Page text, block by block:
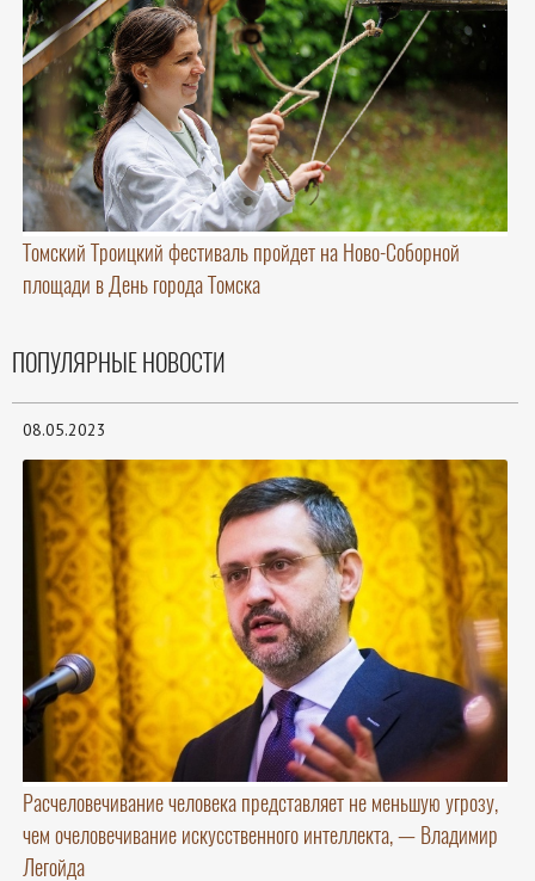
Томский Троицкий фестиваль пройдет на Ново-Соборной
площади в День города Томска
ПОПУЛЯРНЫЕ НОВОСТИ
08.05.2023
Расчеловечивание человека представляет не меньшую угрозу,
чем очеловечивание искусственного интеллекта, — Владимир
Легойда